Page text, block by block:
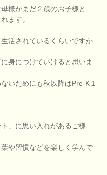
様がまだ２歳のお子様と
ます。
活されているくらいですか
身につけていけると思いま
いためにも秋以降はPre‐K１
」に思い入れがあるご様
や習慣などを楽しく学んで